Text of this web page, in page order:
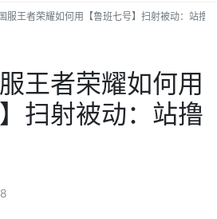
服王者荣耀如何用【鲁班七号】扫射被动：站撸
王者荣耀如何用
】扫射被动：站撸